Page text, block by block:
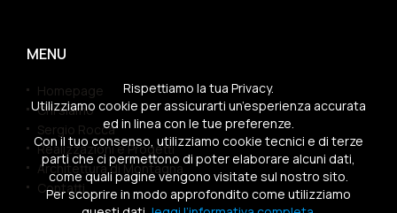
MENU
Homepage
Chi siamo
Sergio Rocca
Realizzazioni e Progetti
Architettura di Montagna
Contatti
Rispettiamo la tua Privacy.
Utilizziamo cookie per assicurarti un’esperienza accurata
ed in linea con le tue preferenze.
Con il tuo consenso, utilizziamo cookie tecnici e di terze
parti che ci permettono di poter elaborare alcuni dati,
come quali pagine vengono visitate sul nostro sito.
Per scoprire in modo approfondito come utilizziamo